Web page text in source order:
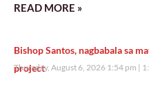
READ MORE »
Bishop Santos, nagbabala sa
project
Thursday, August 6, 2026 1:54 pm